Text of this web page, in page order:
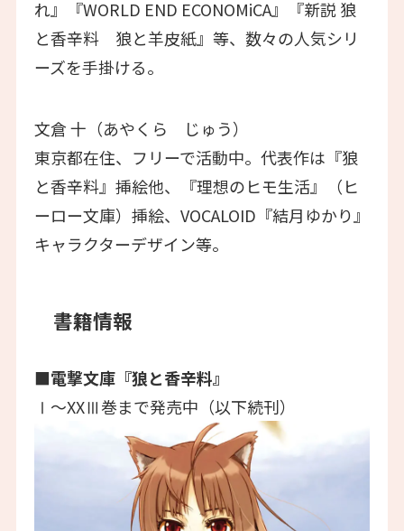
れ』『WORLD END ECONOMiCA』『新説 狼
と香辛料 狼と羊皮紙』等、数々の人気シリ
ーズを手掛ける。
文倉 十（あやくら じゅう）
東京都在住、フリーで活動中。代表作は『狼
と香辛料』挿絵他、『理想のヒモ生活』（ヒ
ーロー文庫）挿絵、VOCALOID『結月ゆかり』
キャラクターデザイン等。
書籍情報
■電撃文庫『狼と香辛料』
Ⅰ～XXⅢ巻まで発売中（以下続刊）